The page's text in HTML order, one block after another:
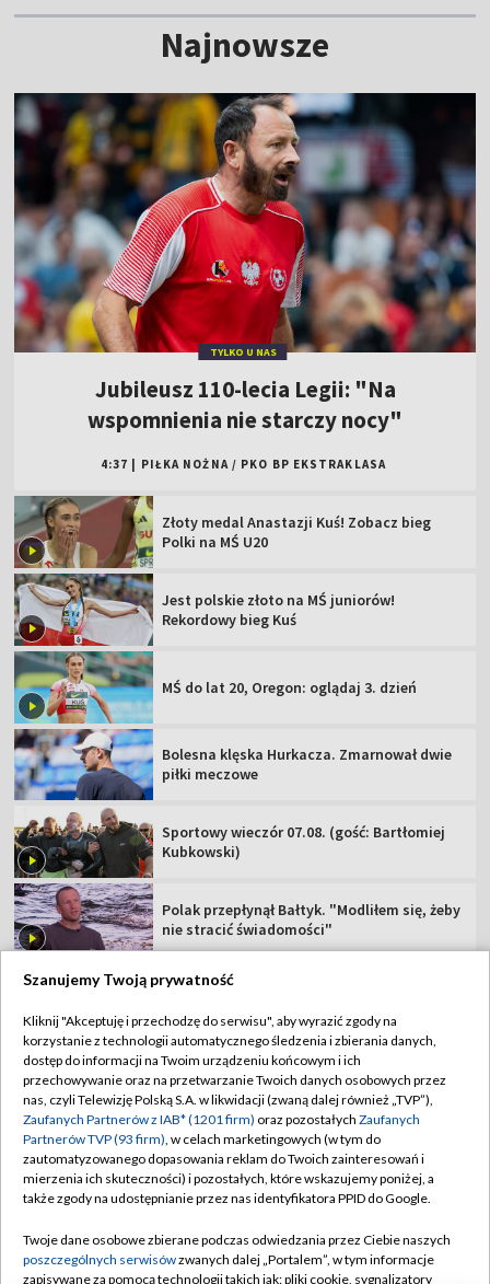
Najnowsze
TYLKO U NAS
Jubileusz 110-lecia Legii: "Na
wspomnienia nie starczy nocy"
4:37 PIŁKA NOŻNA / PKO BP EKSTRAKLASA
Złoty medal Anastazji Kuś! Zobacz bieg
Polki na MŚ U20
Jest polskie złoto na MŚ juniorów!
Rekordowy bieg Kuś
MŚ do lat 20, Oregon: oglądaj 3. dzień
Bolesna klęska Hurkacza. Zmarnował dwie
piłki meczowe
Sportowy wieczór 07.08. (gość: Bartłomiej
Kubkowski)
Polak przepłynął Bałtyk. "Modliłem się, żeby
nie stracić świadomości"
TVP
Abonament TVP
Sklep TVP
Biuro Reklamy
Oferta Handlowa
Emisja w TVP
Regulamin TVP
Polityka prywatności
Moje zgody
Biuro reklamy
Szanujemy Twoją prywatność
Kliknij "Akceptuję i przechodzę do serwisu", aby wyrazić zgody na
korzystanie z technologii automatycznego śledzenia i zbierania danych,
dostęp do informacji na Twoim urządzeniu końcowym i ich
przechowywanie oraz na przetwarzanie Twoich danych osobowych przez
nas, czyli Telewizję Polską S.A. w likwidacji (zwaną dalej również „TVP”),
Zaufanych Partnerów z IAB* (1201 firm) oraz pozostałych Zaufanych
Partnerów TVP (93 firm), w celach marketingowych (w tym do
zautomatyzowanego dopasowania reklam do Twoich zainteresowań i
mierzenia ich skuteczności) i pozostałych, które wskazujemy poniżej, a
także zgody na udostępnianie przez nas identyfikatora PPID do Google.
Twoje dane osobowe zbierane podczas odwiedzania przez Ciebie naszych
poszczególnych serwisówzwanych dalej „Portalem”, w tym informacje
zapisywane za pomocą technologii takich jak: pliki cookie, sygnalizatory